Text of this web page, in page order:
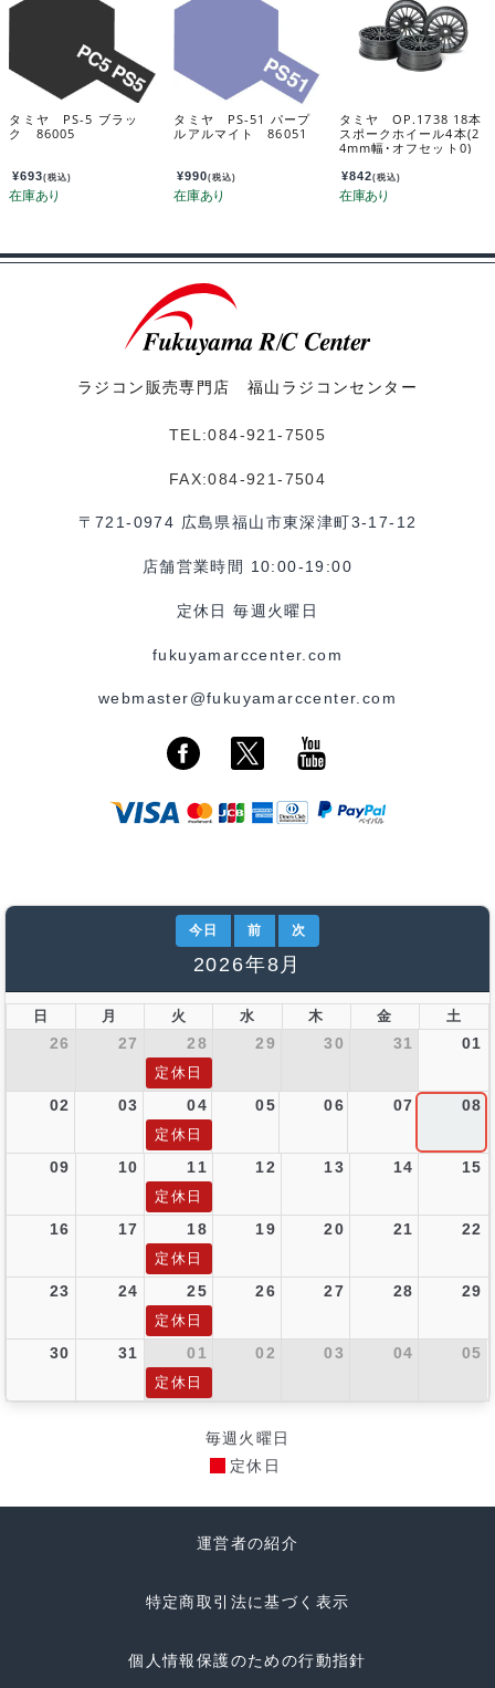
タミヤ PS-5 ブラッ
ク 86005
¥693(税込)
タミヤ PS-51 パープ
ルアルマイト 86051
¥990(税込)
タミヤ OP.1738 18本
スポークホイール4本(2
4mm幅･オフセット0)
¥842(税込)
ラジコン販売専門店 福山ラジコンセンター
TEL:084-921-7505
FAX:084-921-7504
〒721-0974 広島県福山市東深津町3-17-12
店舗営業時間 10:00-19:00
定休日 毎週火曜日
fukuyamarccenter.com
webmaster@fukuyamarccenter.com
今日 前 次
2026年8月
日 月 火 水 木 金 土
26 27 28 29 30 31 01
定休日
02 03 04 05 06 07 08
定休日
09 10 11 12 13 14 15
定休日
16 17 18 19 20 21 22
定休日
23 24 25 26 27 28 29
定休日
30 31 01 02 03 04 05
定休日
毎週火曜日
定休日
運営者の紹介
特定商取引法に基づく表示
個人情報保護のための行動指針